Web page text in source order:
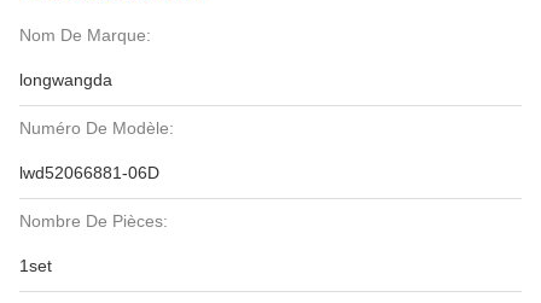
Nom De Marque:
longwangda
Numéro De Modèle:
lwd52066881-06D
Nombre De Pièces:
1set